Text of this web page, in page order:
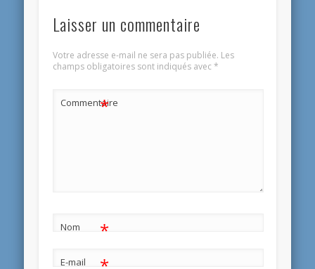
Laisser un commentaire
Votre adresse e-mail ne sera pas publiée. Les
champs obligatoires sont indiqués avec*
Commentaire
*
Nom *
E-mail